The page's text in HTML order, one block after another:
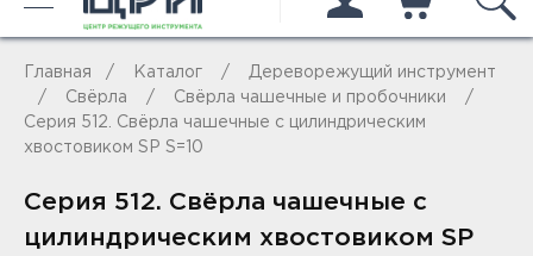
Главная Каталог
Дереворежущий инструмент
Свёрла
Свёрла чашечные и пробочники
Серия 512. Свёрла чашечные с цилиндрическим
хвостовиком SP S=10
Серия 512. Свёрла чашечные с
цилиндрическим хвостовиком SP